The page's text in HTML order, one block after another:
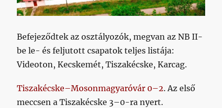
Befejeződtek az osztályozók, megvan az NB II-
be le- és feljutott csapatok teljes listája:
Videoton, Kecskemét, Tiszakécske, Karcag.
Tiszakécske–Mosonmagyaróvár 0–2. Az első
meccsen a Tiszakécske 3–0-ra nyert.